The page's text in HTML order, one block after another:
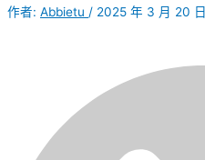
作者: Abbietu / 2025 年 3 月 20 日